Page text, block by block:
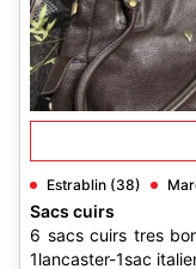
Estrablin (38)
Sacs cuirs
6 sacs cuirs tres
1lancaster-1sac